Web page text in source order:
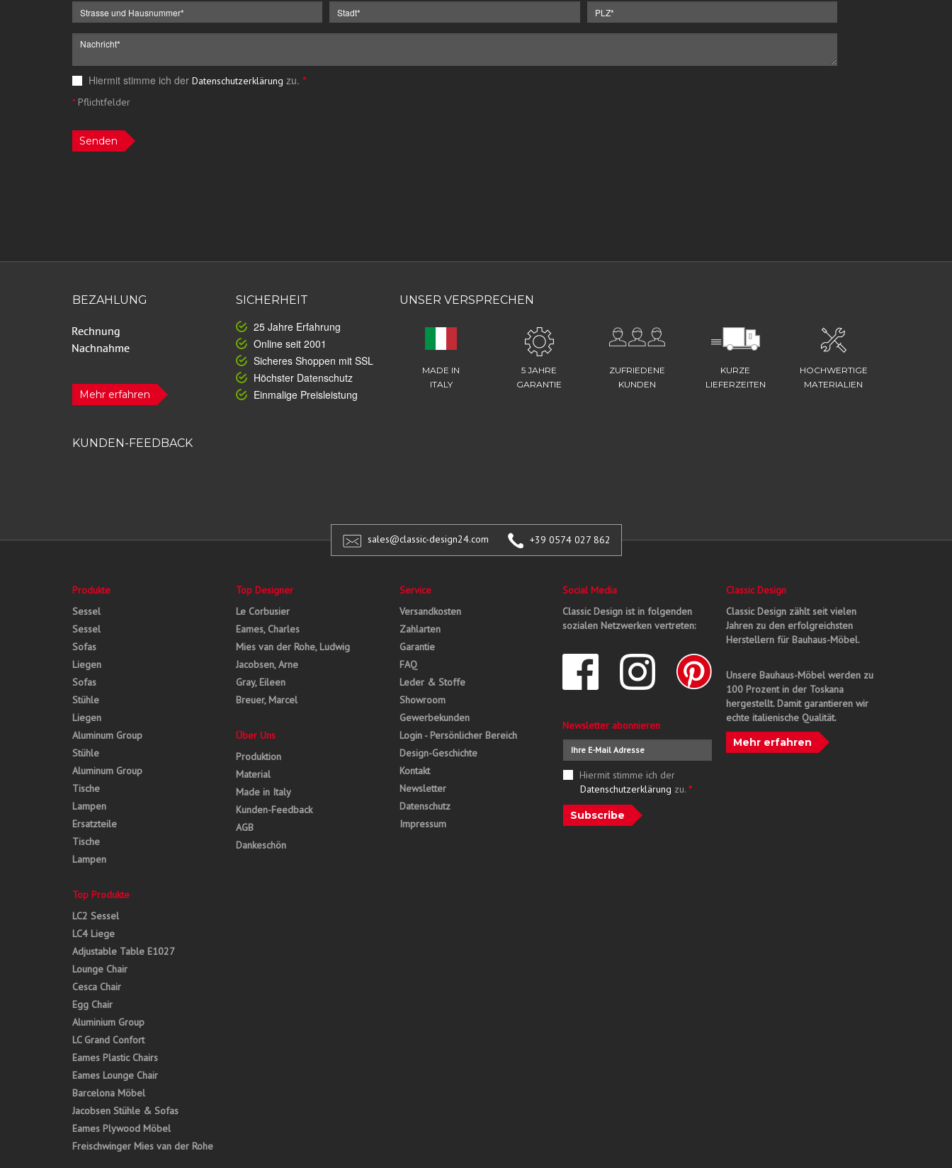
Hiermit stimme ich der Datenschutzerklärung zu. *
*Pflichtfelder
Senden
BEZAHLUNG
Mehr erfahren
SICHERHEIT
25 Jahre Erfahrung
Online seit 2001
Sicheres Shoppen mit SSL
Höchster Datenschutz
Einmalige Preisleistung
UNSER VERSPRECHEN
MADE IN
ITALY
5 JAHRE
GARANTIE
ZUFRIEDENE
KUNDEN
KURZE
LIEFERZEITEN
HOCHWERTIGE
MATERIALIEN
KUNDEN-FEEDBACK
sales@classic-design24.com +39 0574 027 862
Produkte
Sessel
Sessel
Sofas
Liegen
Sofas
Stühle
Liegen
Aluminum Group
Stühle
Aluminum Group
Tische
Lampen
Ersatzteile
Tische
Lampen
Top Produkte
LC2 Sessel
LC4 Liege
Adjustable Table E1027
Lounge Chair
Cesca Chair
Egg Chair
Aluminium Group
LC Grand Confort
Eames Plastic Chairs
Eames Lounge Chair
Barcelona Möbel
Jacobsen Stühle & Sofas
Eames Plywood Möbel
Freischwinger Mies van der Rohe
Top Designer
Le Corbusier
Eames, Charles
Mies van der Rohe, Ludwig
Jacobsen, Arne
Gray, Eileen
Breuer, Marcel
Über Uns
Produktion
Material
Made in Italy
Kunden-Feedback
AGB
Dankeschön
Service
Versandkosten
Zahlarten
Garantie
FAQ
Leder & Stoffe
Showroom
Gewerbekunden
Login - Persönlicher Bereich
Design-Geschichte
Kontakt
Newsletter
Datenschutz
Impressum
Social Media
Classic Design ist in folgenden
sozialen Netzwerken vertreten:
Newsletter abonnieren
Hiermit stimme ich der
Datenschutzerklärung zu. *
Subscribe
Classic Design
Classic Design zählt seit vielen
Jahren zu den erfolgreichsten
Herstellern für Bauhaus-Möbel.
Unsere Bauhaus-Möbel werden zu
100 Prozent in der Toskana
hergestellt. Damit garantieren wir
echte italienische Qualität.
Mehr erfahren